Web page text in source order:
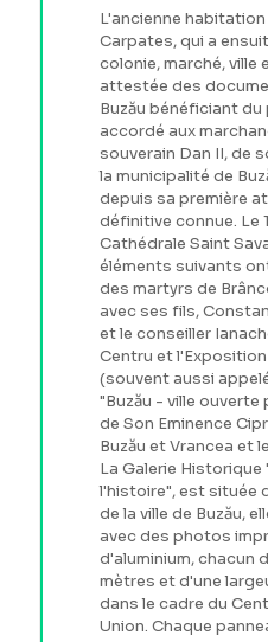
L'ancienne
Carpates, qui a
colonie, marché, ville
attestée des
Buzău bénéficiant
accordé aux
souverain Dan II, de
la municipalité de
depuis sa première
définitive connue. Le
Cathédrale Saint
éléments suivants
des martyrs de
avec ses fils,
et le conseiller
Centru et
(souvent aussi
"Buzău - ville
de Son Eminence
Buzău et Vrancea et
La Galerie Historique
l'histoire", est située
de la ville de Buzău,
avec des photos
d'aluminium, chacun
mètres et d'une
dans le cadre du
Union. Chaque